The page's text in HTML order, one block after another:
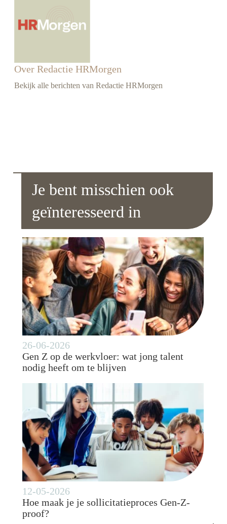
Over Redactie HRMorgen
Bekijk alle berichten van Redactie HRMorgen
Je bent misschien ook
geïnteresseerd in
26-06-2026
Gen Z op de werkvloer: wat jong talent
nodig heeft om te blijven
12-05-2026
Hoe maak je je sollicitatieproces Gen-Z-
proof?